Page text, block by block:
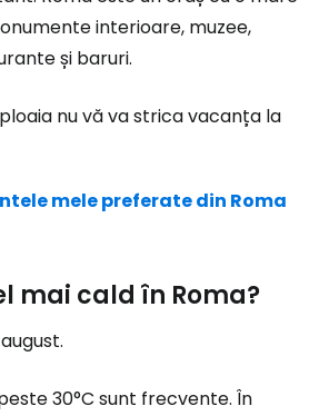
interioare, muzee,
și baruri.
nu vă va strica vacanța la
mele preferate din Roma
mai cald în Roma?
30°C sunt frecvente. În